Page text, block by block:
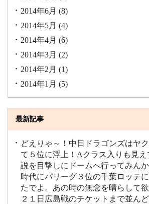
2014年6月 (8)
2014年5月 (4)
2014年4月 (6)
2014年3月 (2)
2014年2月 (1)
2014年1月 (5)
最新記事
どえりゃ～！中日ドラゴンズはヤ
て５位に浮上！Aクラス入りも見
説を目撃しにドームへ行ってみん
時代にパリーグ３位の千葉ロッテ
たでよ。あの時の無念を晴らして
２１日広島戦のチケットまで並んど